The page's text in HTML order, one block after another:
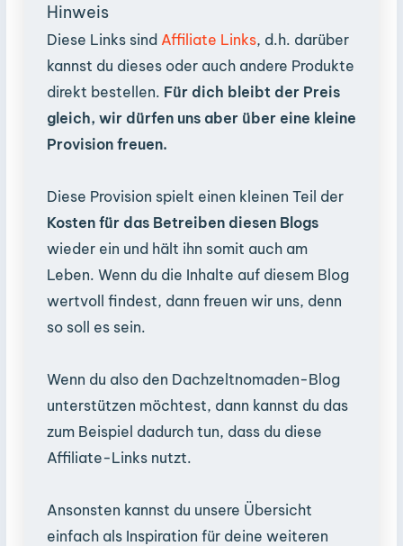
Hinweis
Diese Links sind Affiliate Links, d.h. darüber
kannst du dieses oder auch andere Produkte
direkt bestellen. Für dich bleibt der Preis
gleich, wir dürfen uns aber über eine kleine
Provision freuen.
Diese Provision spielt einen kleinen Teil der
Kosten für das Betreiben diesen Blogs
wieder ein und hält ihn somit auch am
Leben. Wenn du die Inhalte auf diesem Blog
wertvoll findest, dann freuen wir uns, denn
so soll es sein.
Wenn du also den Dachzeltnomaden-Blog
unterstützen möchtest, dann kannst du das
zum Beispiel dadurch tun, dass du diese
Affiliate-Links nutzt.
Ansonsten kannst du unsere Übersicht
einfach als Inspiration für deine weiteren